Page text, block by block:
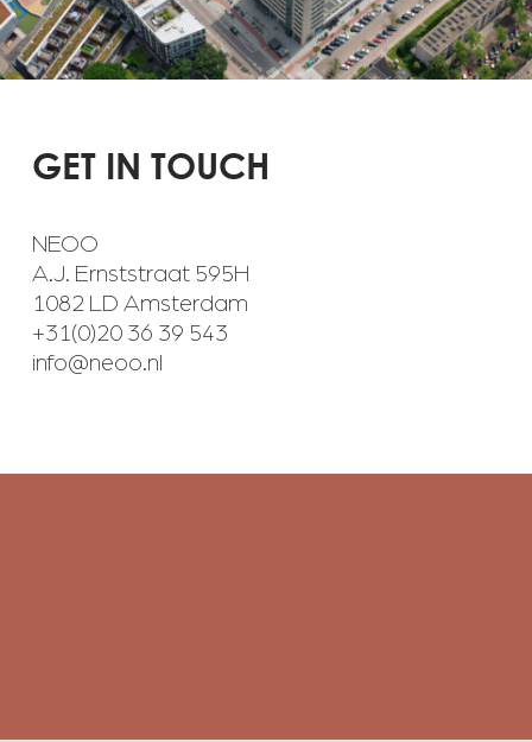
GET IN TOUCH
NEOO
A.J. Ernststraat 595H
1082 LD Amsterdam
+31(0)20 36 39 543
info@neoo.nl